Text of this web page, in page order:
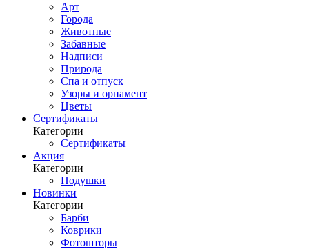
Арт
Города
Животные
Забавные
Надписи
Природа
Спа и отпуск
Узоры и орнамент
Цветы
Сертификаты
Категории
Сертификаты
Акция
Категории
Подушки
Новинки
Категории
Барби
Коврики
Фотошторы